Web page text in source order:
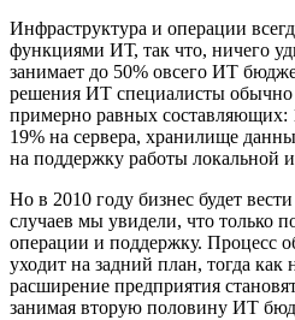
Инфраструктура и операции
функциями ИТ, так что, ничего
занимает до 50% oвсего ИТ
решения ИТ специалисты обычно
примерно равных составляющих:
19% на сервера, хранилище
на поддержку работы локальной
Но в 2010 году бизнес будет
случаев мы увидели, что только
операции и поддержку. Процесс
уходит на задний план, тогда
расширение предприятия
занимая вторую половину ИТ